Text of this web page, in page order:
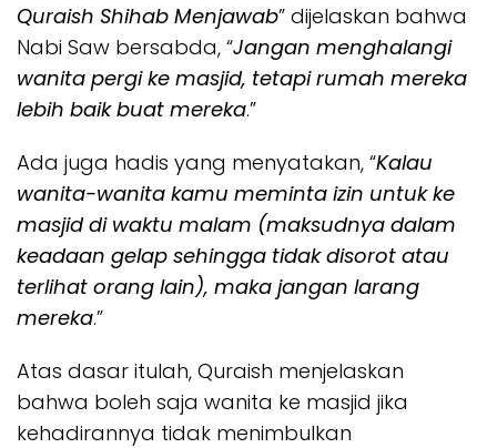
Quraish Shihab Menjawab” dijelaskan bahwa
Nabi Saw bersabda, “Jangan menghalangi
wanita pergi ke masjid, tetapi rumah mereka
lebih baik buat mereka.”
Ada juga hadis yang menyatakan, “Kalau
wanita-wanita kamu meminta izin untuk ke
masjid di waktu malam (maksudnya dalam
keadaan gelap sehingga tidak disorot atau
terlihat orang lain), maka jangan larang
mereka.”
Atas dasar itulah, Quraish menjelaskan
bahwa boleh saja wanita ke masjid jika
kehadirannya tidak menimbulkan